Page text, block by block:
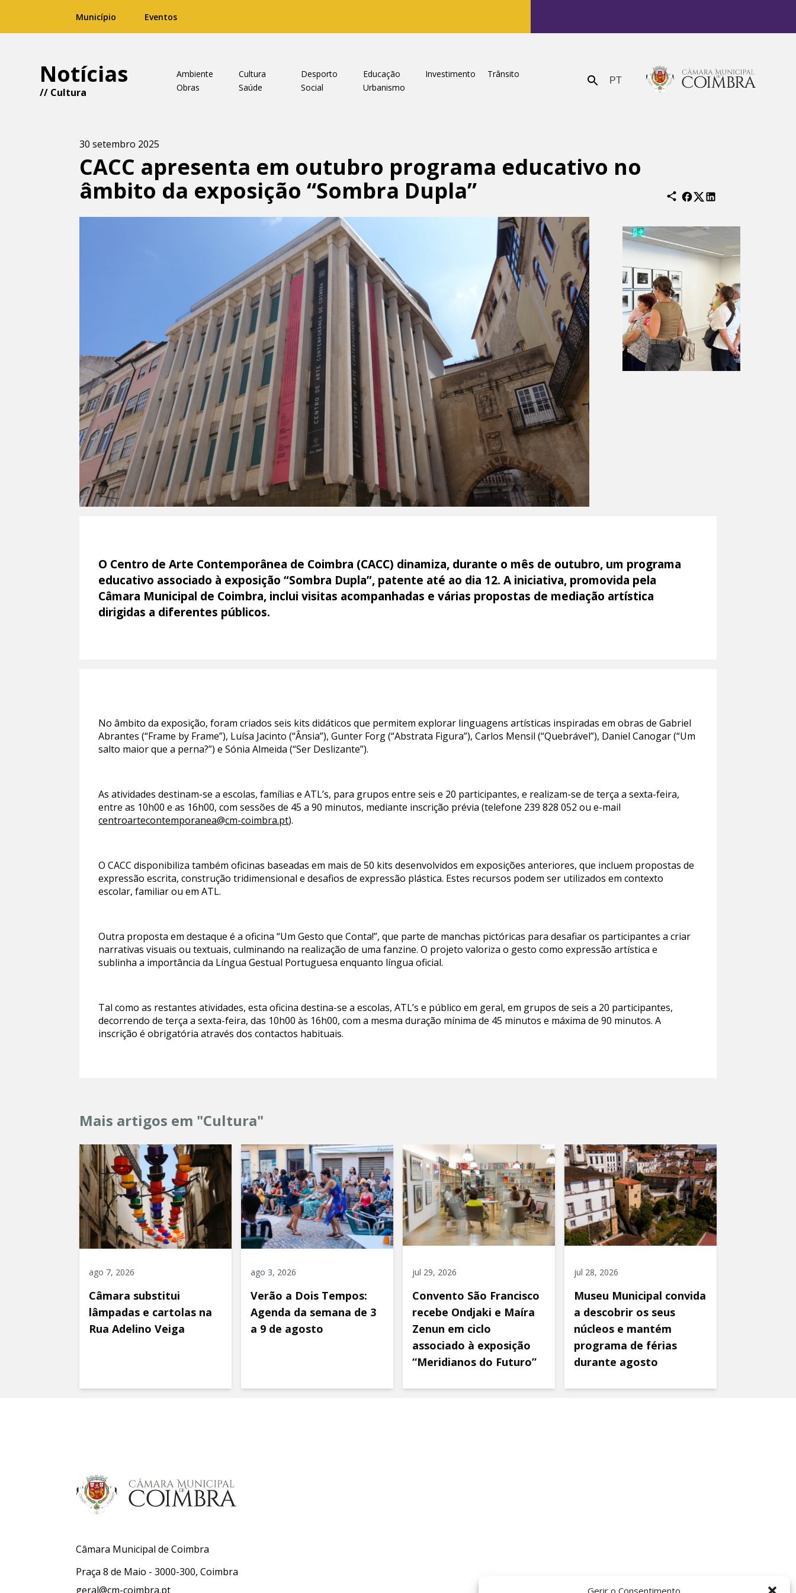
Gerir o Consentimento
Município Eventos
Notícias
// Cultura
Ambiente Cultura Desporto Educação Investimento
Trânsito
Obras
Saúde Social Urbanismo Enviar PT
30 setembro 2025
CACC apresenta em outubro programa educativo no
âmbito da exposição “Sombra Dupla”
O Centro de Arte Contemporânea de Coimbra (CACC) dinamiza, durante o mês de outubro, um programa
educativo associado à exposição “Sombra Dupla”, patente até ao dia 12. A iniciativa, promovida pela
Câmara Municipal de Coimbra, inclui visitas acompanhadas e várias propostas de mediação artística
dirigidas a diferentes públicos.
No âmbito da exposição, foram criados seis kits didáticos que permitem explorar linguagens artísticas inspiradas em obras de Gabriel
Abrantes (“Frame by Frame”), Luísa Jacinto (“Ânsia”), Gunter Forg (“Abstrata Figura”), Carlos Mensil (“Quebrável”), Daniel Canogar (“Um
salto maior que a perna?”) e Sónia Almeida (“Ser Deslizante”).
As atividades destinam-se a escolas, famílias e ATL’s, para grupos entre seis e 20 participantes, e realizam-se de terça a sexta-feira,
entre as 10h00 e as 16h00, com sessões de 45 a 90 minutos, mediante inscrição prévia (telefone 239 828 052 ou e-mail
centroartecontemporanea@cm-coimbra.pt).
O CACC disponibiliza também oficinas baseadas em mais de 50 kits desenvolvidos em exposições anteriores, que incluem propostas de
expressão escrita, construção tridimensional e desafios de expressão plástica. Estes recursos podem ser utilizados em contexto
escolar, familiar ou em ATL.
Outra proposta em destaque é a oficina “Um Gesto que Conta!”, que parte de manchas pictóricas para desafiar os participantes a criar
narrativas visuais ou textuais, culminando na realização de uma fanzine. O projeto valoriza o gesto como expressão artística e
sublinha a importância da Língua Gestual Portuguesa enquanto língua oficial.
Tal como as restantes atividades, esta oficina destina-se a escolas, ATL’s e público em geral, em grupos de seis a 20 participantes,
decorrendo de terça a sexta-feira, das 10h00 às 16h00, com a mesma duração mínima de 45 minutos e máxima de 90 minutos. A
inscrição é obrigatória através dos contactos habituais.
Mais artigos em "Cultura"
ago 7, 2026
Câmara substitui
lâmpadas e cartolas na
Rua Adelino Veiga
ago 3, 2026
Verão a Dois Tempos:
Agenda da semana de 3
a 9 de agosto
jul 29, 2026
Convento São Francisco
recebe Ondjaki e Maíra
Zenun em ciclo
associado à exposição
“Meridianos do Futuro”
jul 28, 2026
Museu Municipal convida
a descobrir os seus
núcleos e mantém
programa de férias
durante agosto
Câmara Municipal de Coimbra
Praça 8 de Maio - 3000-300, Coimbra
geral@cm-coimbra.pt